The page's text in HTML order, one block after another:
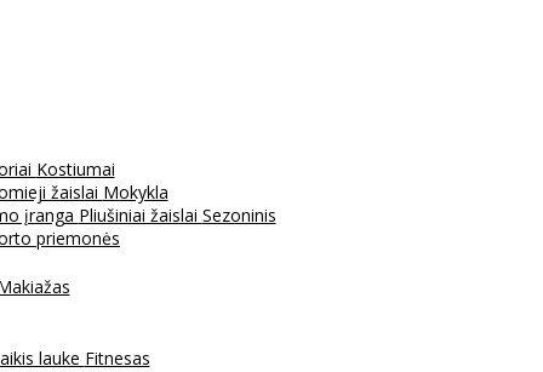
Kostiumai
žaislai Mokykla
įranga Pliušiniai žaislai Sezoninis
priemonės
lauke Fitnesas